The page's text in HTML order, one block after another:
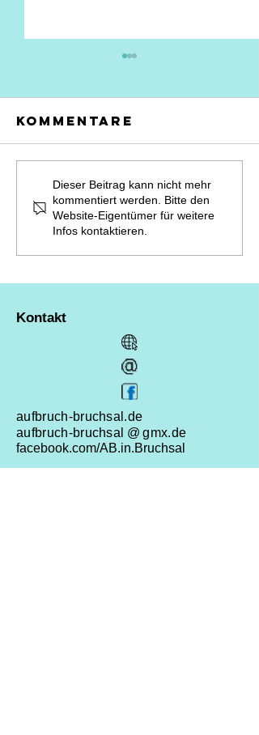
ACHTUNG
Satire -
MONTAGs in
Kommentare
Dieser Beitrag kann nicht mehr
kommentiert werden. Bitte den
Website-Eigentümer für weitere
Infos kontaktieren.
Kontakt
aufbruch-bruchsal.de
aufbruch-bruchsal @ gmx.de
facebook.com/AB.in.Bruchsal